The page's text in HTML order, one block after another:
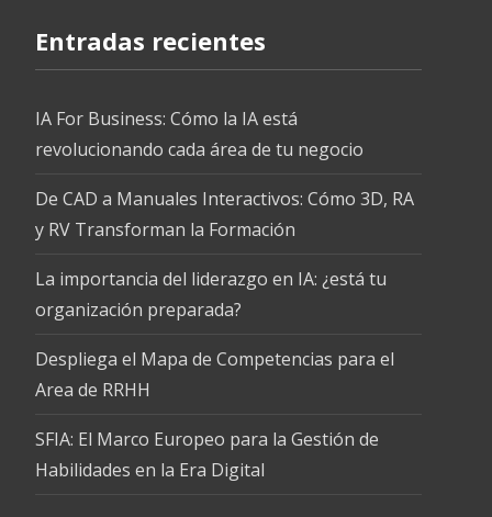
Entradas recientes
IA For Business: Cómo la IA está
revolucionando cada área de tu negocio
De CAD a Manuales Interactivos: Cómo 3D, RA
y RV Transforman la Formación
La importancia del liderazgo en IA: ¿está tu
organización preparada?
Despliega el Mapa de Competencias para el
Area de RRHH
SFIA: El Marco Europeo para la Gestión de
Habilidades en la Era Digital